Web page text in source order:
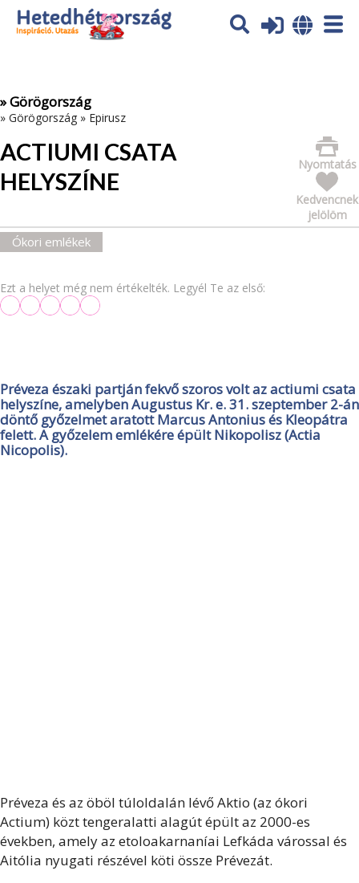
Az oldal sütiket (cookies) használ. További tájékoztatás itt:
Adatvédelmi tájékoztató
» Görögország
» Görögország » Epirusz
ACTIUMI CSATA
HELYSZÍNE
Nyomtatás
Kedvencnek
jelölöm
Ókori emlékek
Ezt a helyet még nem értékelték. Legyél Te az első:
Préveza északi partján fekvő szoros volt az actiumi csata
helyszíne, amelyben Augustus Kr. e. 31. szeptember 2-án
döntő győzelmet aratott Marcus Antonius és Kleopátra
felett. A győzelem emlékére épült Nikopolisz (Actia
Nicopolis).
Préveza és az öböl túloldalán lévő Aktio (az ókori
Actium) közt tengeralatti alagút épült az 2000-es
években, amely az etoloakarnaníai Lefkáda várossal és
Aitólia nyugati részével köti össze Prévezát.